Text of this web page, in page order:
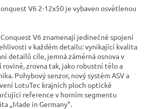
V6 2-12x50 je vybaven osvětlenou
Conquest V6 znamenají jedinečné spojení
v každém detailu: vynikající kvalita
detailů cíle, jemná záměrná osnova v
rovině, zrovna tak, jako robustní tělo a
Pohybový senzor, nový systém ASV a
LotuTec krajních ploch optické
reference v horním segmentu
„Made in Germany“.